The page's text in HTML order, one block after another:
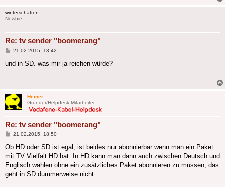
winterschatten
Newbie
Re: tv sender "boomerang"
Beitrag
21.02.2015, 18:42
und in SD. was mir ja reichen würde?
Heiner
Gründer/Helpdesk-Mitarbeiter
Re: tv sender "boomerang"
Beitrag
21.02.2015, 18:50
Ob HD oder SD ist egal, ist beides nur abonnierbar wenn man ein Paket
mit TV Vielfalt HD hat. In HD kann man dann auch zwischen Deutsch und
Englisch wählen ohne ein zusätzliches Paket abonnieren zu müssen, das
geht in SD dummerweise nicht.